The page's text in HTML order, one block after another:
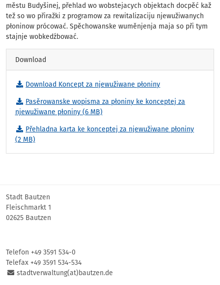
městu Budyšinej, přehlad wo wobstejacych objektach docpěć kaž
tež so wo přiražki z programow za rewitalizaciju njewužiwanych
płoninow prócować. Spěchowanske wuměnjenja maja so při tym
stajnje wobkedźbować.
Download
Download Koncept za njewužiwane płoniny
Pasěrowanske wopisma za płoniny ke konceptej za
njewužiwane płoniny (6 MB)
Přehladna karta ke konceptej za njewužiwane płoniny
(2 MB)
Stadt Bautzen
Fleischmarkt 1
02625 Bautzen
Telefon +49 3591 534-0
Telefax +49 3591 534-534
stadtverwaltung(at)bautzen.de